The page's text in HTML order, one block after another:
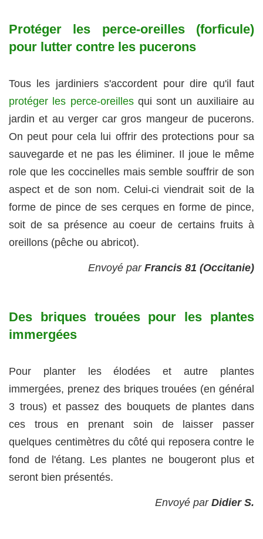
Protéger les perce-oreilles (forficule)
pour lutter contre les pucerons
Tous les jardiniers s'accordent pour dire qu'il faut
protéger les perce-oreillesqui sont un auxiliaire au
jardin et au verger car gros mangeur de pucerons.
On peut pour cela lui offrir des protections pour sa
sauvegarde et ne pas les éliminer. Il joue le même
role que les coccinelles mais semble souffrir de son
aspect et de son nom. Celui-ci viendrait soit de la
forme de pince de ses cerques en forme de pince,
soit de sa présence au coeur de certains fruits à
oreillons (pêche ou abricot).
Envoyé par Francis 81 (Occitanie)
Des briques trouées pour les plantes
immergées
Pour planter les élodées et autre plantes
immergées, prenez des briques trouées (en général
3 trous) et passez des bouquets de plantes dans
ces trous en prenant soin de laisser passer
quelques centimètres du côté qui reposera contre le
fond de l'étang. Les plantes ne bougeront plus et
seront bien présentés.
Envoyé par Didier S.